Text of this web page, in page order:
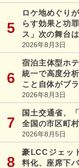
ロケ地めぐり
らす効果と功
ス」次の舞台
2026年8月3日
宿泊主体型ホ
統一で高度分
こと自体がブ
2026年8月3日
国土交通省、
全国の市区町
2026年8月5日
豪LCCジェッ
料化、座席下